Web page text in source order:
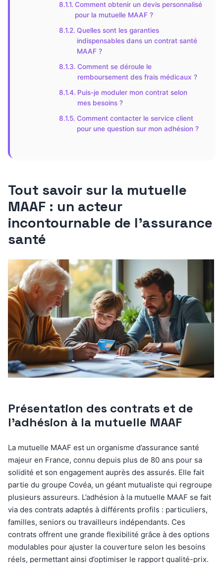
Comment obtenir un devis personnalisé
pour la mutuelle MAAF ?
Quelles sont les garanties
indispensables dans un contrat santé
MAAF ?
Comment se déroule le
remboursement des frais médicaux ?
Puis-je moduler mon contrat selon
mes besoins ?
Comment contacter le service client
pour une question sur mon adhésion ?
Tout savoir sur la mutuelle
MAAF : un acteur
incontournable de l’assurance
santé
Présentation des contrats et de
l’adhésion à la mutuelle MAAF
La mutuelle MAAF est un organisme d’assurance santé
majeur en France, connu depuis plus de 80 ans pour sa
solidité et son engagement auprès des assurés. Elle fait
partie du groupe Covéa, un géant mutualiste qui regroupe
plusieurs assureurs. L’adhésion à la mutuelle MAAF se fait
via des contrats adaptés à différents profils : particuliers,
familles, seniors ou travailleurs indépendants. Ces
contrats offrent une grande flexibilité grâce à des options
modulables pour ajuster la couverture selon les besoins
réels, permettant ainsi d’optimiser le rapport qualité-prix.